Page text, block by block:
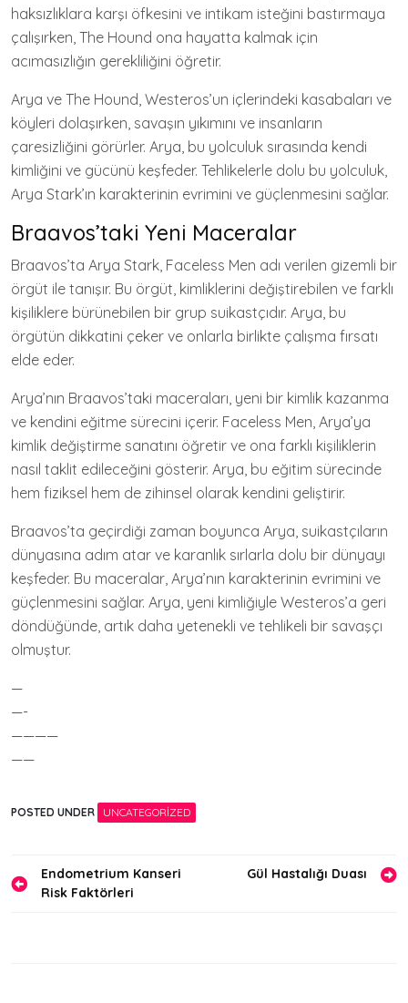
haksızlıklara karşı öfkesini ve intikam isteğini bastırmaya
çalışırken, The Hound ona hayatta kalmak için
acımasızlığın gerekliliğini öğretir.
Arya ve The Hound, Westeros’un içlerindeki kasabaları ve
köyleri dolaşırken, savaşın yıkımını ve insanların
çaresizliğini görürler. Arya, bu yolculuk sırasında kendi
kimliğini ve gücünü keşfeder. Tehlikelerle dolu bu yolculuk,
Arya Stark’ın karakterinin evrimini ve güçlenmesini sağlar.
Braavos’taki Yeni Maceralar
Braavos’ta Arya Stark, Faceless Men adı verilen gizemli bir
örgüt ile tanışır. Bu örgüt, kimliklerini değiştirebilen ve farklı
kişiliklere bürünebilen bir grup suikastçıdır. Arya, bu
örgütün dikkatini çeker ve onlarla birlikte çalışma fırsatı
elde eder.
Arya’nın Braavos’taki maceraları, yeni bir kimlik kazanma
ve kendini eğitme sürecini içerir. Faceless Men, Arya’ya
kimlik değiştirme sanatını öğretir ve ona farklı kişiliklerin
nasıl taklit edileceğini gösterir. Arya, bu eğitim sürecinde
hem fiziksel hem de zihinsel olarak kendini geliştirir.
Braavos’ta geçirdiği zaman boyunca Arya, suikastçıların
dünyasına adım atar ve karanlık sırlarla dolu bir dünyayı
keşfeder. Bu maceralar, Arya’nın karakterinin evrimini ve
güçlenmesini sağlar. Arya, yeni kimliğiyle Westeros’a geri
döndüğünde, artık daha yetenekli ve tehlikeli bir savaşçı
olmuştur.
—
—-
————
——
POSTED UNDER UNCATEGORIZED
Yazı
gezinmesi
Endometrium Kanseri
Risk Faktörleri
Gül Hastalığı Duası